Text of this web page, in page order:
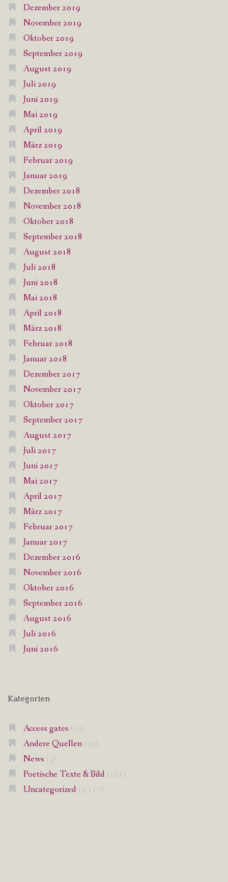
Dezember 2019
November 2019
Oktober 2019
September 2019
August 2019
Juli 2019
Juni 2019
Mai 2019
April 2019
März 2019
Februar 2019
Januar 2019
Dezember 2018
November 2018
Oktober 2018
September 2018
August 2018
Juli 2018
Juni 2018
Mai 2018
April 2018
März 2018
Februar 2018
Januar 2018
Dezember 2017
November 2017
Oktober 2017
September 2017
August 2017
Juli 2017
Juni 2017
Mai 2017
April 2017
März 2017
Februar 2017
Januar 2017
Dezember 2016
November 2016
Oktober 2016
September 2016
August 2016
Juli 2016
Juni 2016
Kategorien
Access gates (15)
Andere Quellen(35)
News (3)
Poetische Texte & Bild (121)
Uncategorized (3.117)